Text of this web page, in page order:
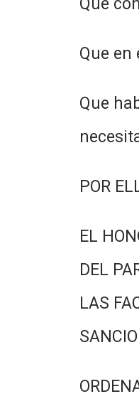
Que
Que
Que
POR
EL
DEL
LAS